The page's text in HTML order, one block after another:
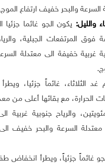
والبحر خفيف ارتفاع الموج
والليل: يكون الجو غائما
فوق المرتفعات الجبلية،
غربية خفيفة الى معتدلة
.
الثلاثاء، غائماً جزئيا،
مع بقائها أعلى من
والرياح جنوبية غربية
معتدلة السرعة والبحر خفيف
غائماً جزئياً، ويطرأ